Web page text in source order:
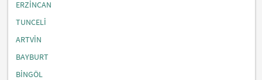
ERZİNCAN
TUNCELİ
ARTVİN
BAYBURT
BİNGÖL